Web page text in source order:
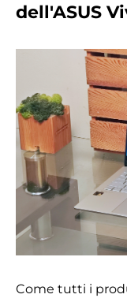
dell'ASUS
Come tutti i